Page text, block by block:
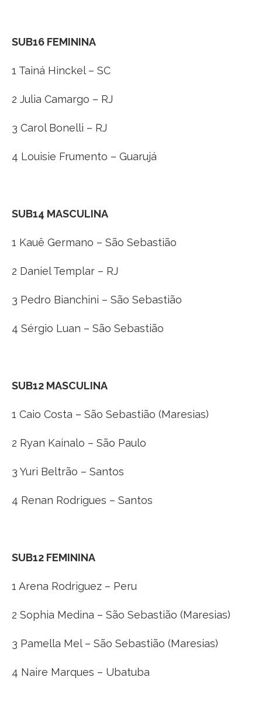
SUB16 FEMININA
1 Tainá Hinckel – SC
2 Julia Camargo – RJ
3 Carol Bonelli – RJ
4 Louisie Frumento – Guarujá
SUB14 MASCULINA
1 Kauê Germano – São Sebastião
2 Daniel Templar – RJ
3 Pedro Bianchini – São Sebastião
4 Sérgio Luan – São Sebastião
SUB12 MASCULINA
1 Caio Costa – São Sebastião (Maresias)
2 Ryan Kainalo – São Paulo
3 Yuri Beltrão – Santos
4 Renan Rodrigues – Santos
SUB12 FEMININA
1 Arena Rodriguez – Peru
2 Sophia Medina – São Sebastião (Maresias)
3 Pamella Mel – São Sebastião (Maresias)
4 Naire Marques – Ubatuba